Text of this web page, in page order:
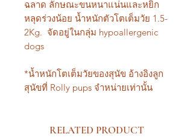
ฉลาด ลักษณะขนหนาแน่นและหยิก
หลุดร่วงน้อย น้ำหนักตัวโตเต็มวัย 1.5-
2Kg. จัดอยู่ในกลุ่ม hypoallergenic
dogs
*น้ำหนักโตเต็มวัยของสุนัข อ้างอิงลูก
สุนัขที่ Rolly pups จำหน่ายเท่านั้น
RELATED PRODUCT